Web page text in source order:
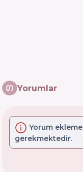
Yorumlar
Yorum
gerekmektedir.